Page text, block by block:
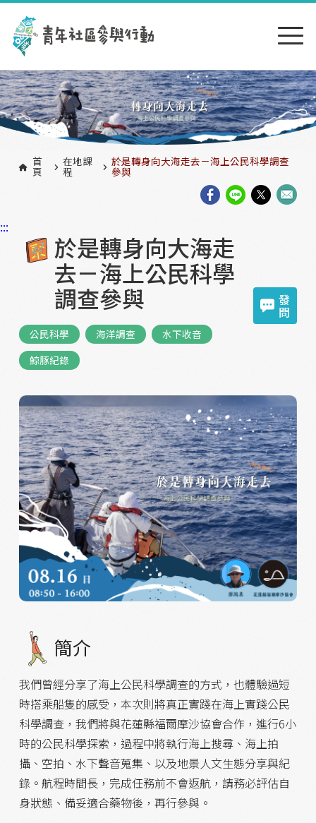
跳到主要內容區塊
首
頁
在地課
程
於是轉身向大海走去－海上公民科學調查
參與
:::
於是轉身向大海走
去－海上公民科學
調查參與
公民科學 海洋調查
水下收音
鯨豚紀錄
發
問
簡介
我們曾經分享了海上公民科學調查的方式，也體驗過短
時搭乘船隻的感受，本次則將真正實踐在海上實踐公民
科學調查，我們將與花蓮縣福爾摩沙協會合作，進行6小
時的公民科學探索，過程中將執行海上搜尋、海上拍
攝、空拍、水下聲音蒐集、以及地景人文生態分享與紀
錄。航程時間長，完成任務前不會返航，請務必評估自
身狀態、備妥適合藥物後，再行參與。